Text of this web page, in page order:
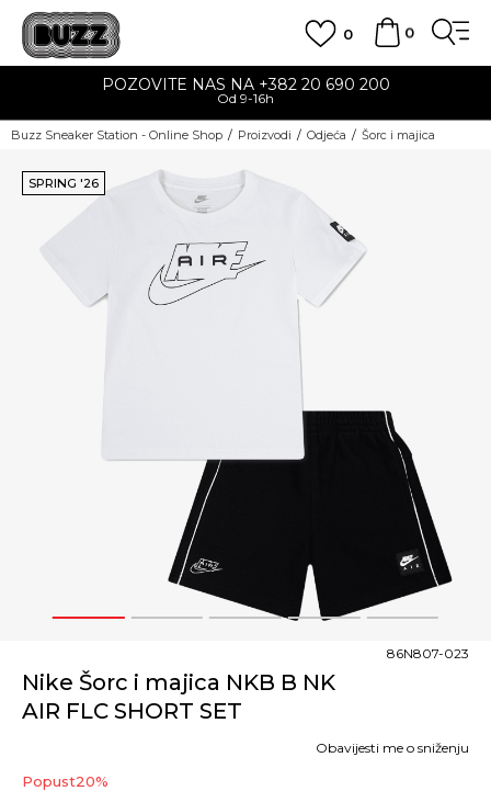
0
0
POZOVITE NAS NA +382 20 690 200
Od 9-16h
Buzz Sneaker Station - Online Shop Proizvodi Odjeća Šorc i majica
1 2 3 4 5
SPRING '26
Nike Šorc i majica NKB B NK
AIR FLC SHORT SET
86N807-023
Popust20%
Obavijesti me o sniženju